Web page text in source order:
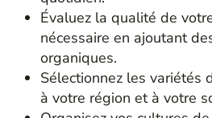
Évaluez la qualité de
nécessaire en ajoutant
organiques.
Sélectionnez les variétés
à votre région et à votre